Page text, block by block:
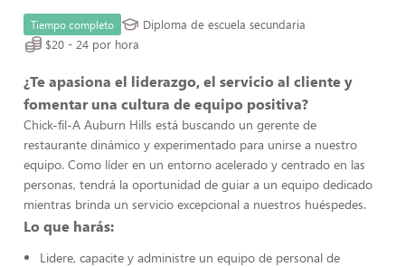
Tiempo completo
Diploma de escuela secundaria
$20 - 24 por hora
¿Te apasiona el liderazgo, el servicio al cliente y
fomentar una cultura de equipo positiva?
Chick-fil-A Auburn Hills está buscando un gerente de
restaurante dinámico y experimentado para unirse a nuestro
equipo. Como líder en un entorno acelerado y centrado en las
personas, tendrá la oportunidad de guiar a un equipo dedicado
mientras brinda un servicio excepcional a nuestros huéspedes.
Lo que harás:
Lidere, capacite y administre un equipo de personal de